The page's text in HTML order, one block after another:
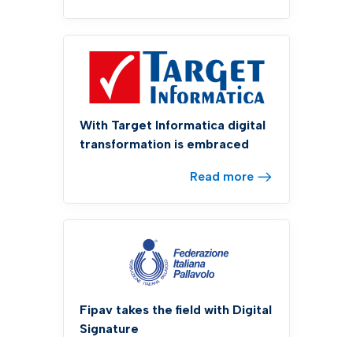
With Target Informatica digital
transformation is embraced
Read more
Fipav takes the field with Digital
Signature